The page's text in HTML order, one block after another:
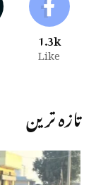
1.3k
Like
تازہ ترین